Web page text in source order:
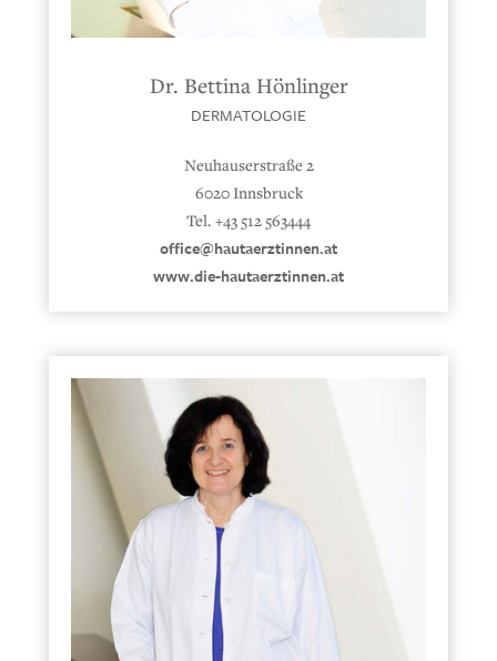
Dr. Bettina Hönlinger
DERMATOLOGIE
Neuhauserstraße 2
6020 Innsbruck
Tel. +43 512 563444
office@hautaerztinnen.at
www.die-hautaerztinnen.at